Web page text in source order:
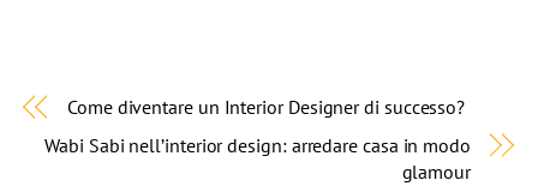
Come diventare un Interior Designer di successo?
Wabi Sabi nell’interior design: arredare casa in modo
glamour